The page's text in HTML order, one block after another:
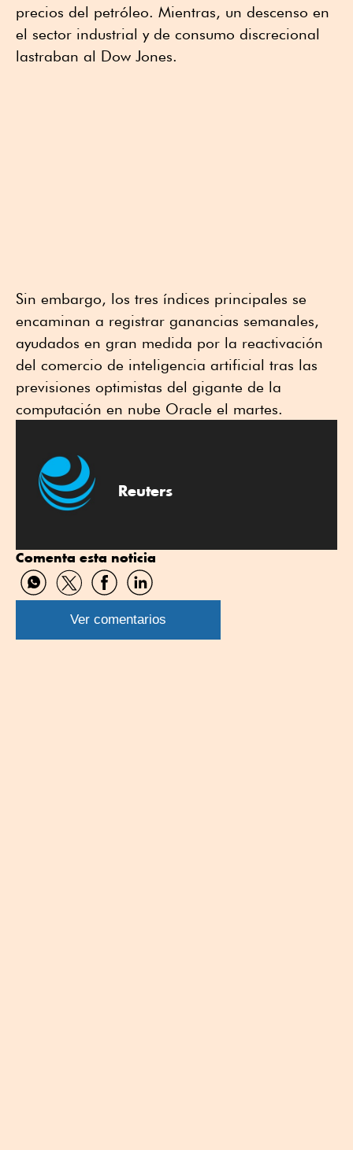
precios del petróleo. Mientras, un descenso en
el sector industrial y de consumo discrecional
lastraban al Dow Jones.
Sin embargo, los tres índices principales se
encaminan a registrar ganancias semanales,
ayudados en gran medida por la reactivación
del comercio de inteligencia artificial tras las
previsiones optimistas del gigante de la
computación en nube Oracle el martes.
Reuters
Comenta esta noticia
Compartir
por
WhatsApp
Compartir
por
Twitter
Compartir
por
Facebook
Compartir
por
Linkedin
Ver comentarios